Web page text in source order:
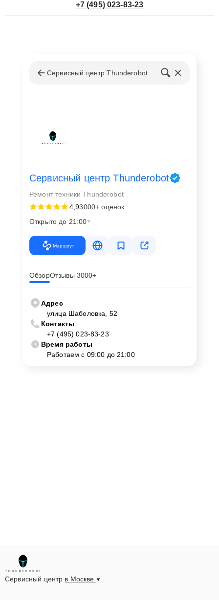
+7 (495) 023-83-23
Сервисный центр Thunderobot
Сервисный центр Thunderobot
Ремонт техники Thunderobot
4,93000+ оценок
Открыто до 21:00
Маршрут
ОбзорОтзывы 3000+
Адрес
улица Шаболовка, 52
Контакты
+7 (495) 023-83-23
Время работы
Работаем с 09:00 до 21:00
Сервисный центр в Москве